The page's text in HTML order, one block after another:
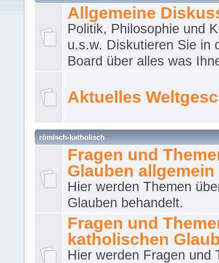
Allgemeine
Politik, Philosophie und
u.s.w. Diskutieren Sie in
Board über alles was
Aktuelles
römisch-katholisch
Fragen und
Glauben allgemein
Hier werden Themen
Glauben behandelt.
Fragen und
katholischen
Hier werden Fragen und